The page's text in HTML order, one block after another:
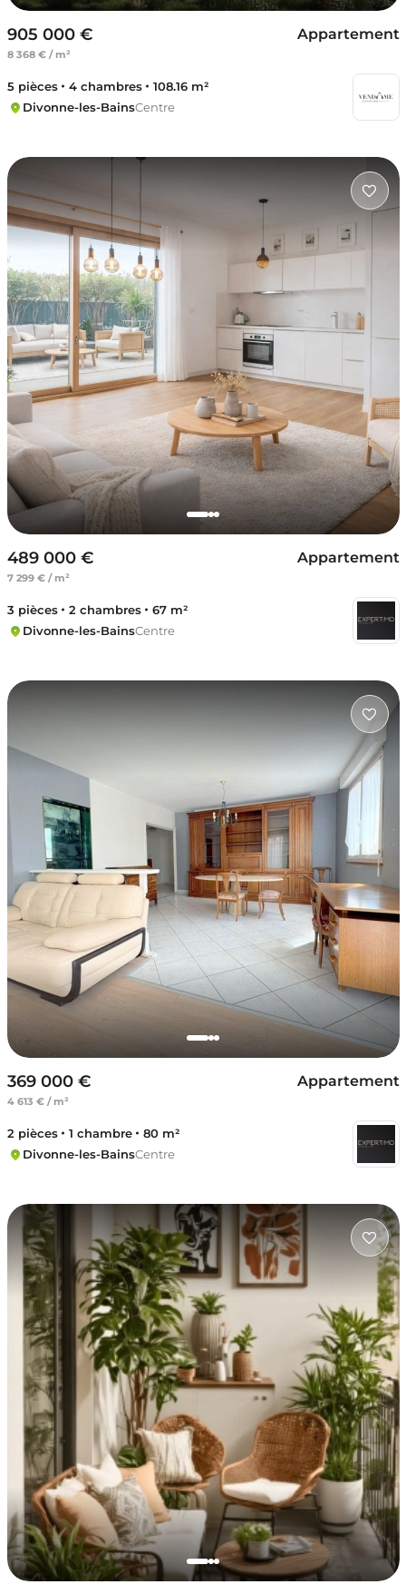
905 000 €
8 368 € / m²
Appartement
5 pièces 4 chambres
108.16 m²
Divonne-les-BainsCentre
489 000 €
7 299 € / m²
Appartement
3 pièces 2 chambres
67 m²
Divonne-les-BainsCentre
369 000 €
4 613 € / m²
Appartement
2 pièces 1 chambre
80 m²
Divonne-les-BainsCentre